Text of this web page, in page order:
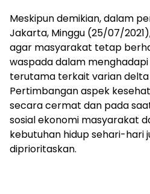
Meskipun demikian, dalam
Jakarta, Minggu (25/07/
agar masyarakat tetap
waspada dalam
terutama terkait varian
Pertimbangan aspek
secara cermat dan pada
sosial ekonomi masyarakat
kebutuhan hidup sehari-hari
diprioritaskan.